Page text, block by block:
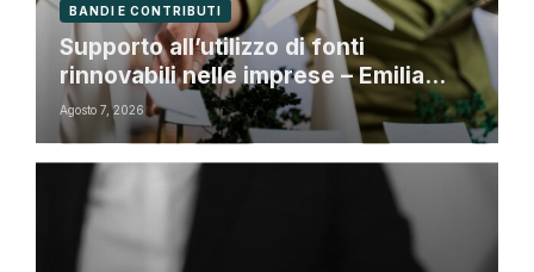
BANDI E CONTRIBUTI
Supporto all’utilizzo di fonti
rinnovabili nelle imprese – Emilia
Romagna
Agosto 7, 2026